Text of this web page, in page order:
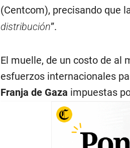
(Centcom), precisando que
distribución”.
El muelle, de un costo de al
esfuerzos internacionales
Franja de Gaza impuestas